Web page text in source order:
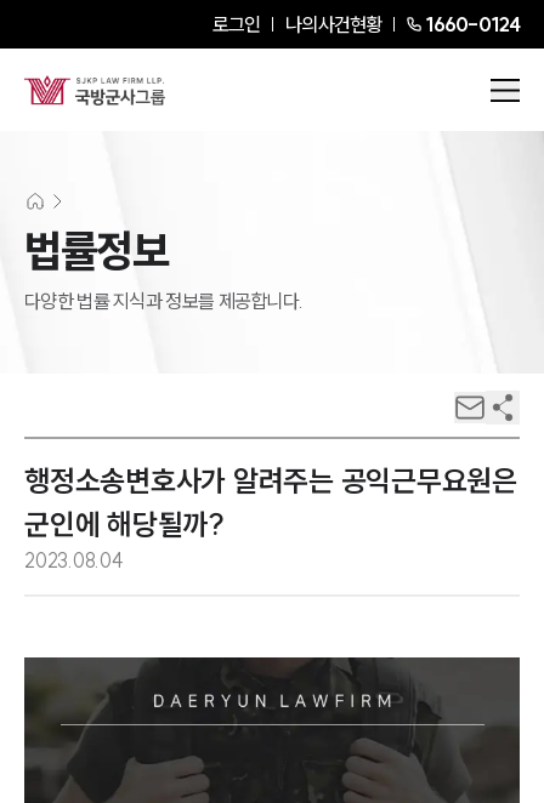
로그인 나의사건현황 1660-0124
법률정보
다양한 법률 지식과 정보를 제공합니다.
행정소송변호사가 알려주는 공익근무요원은
군인에 해당될까?
2023.08.04